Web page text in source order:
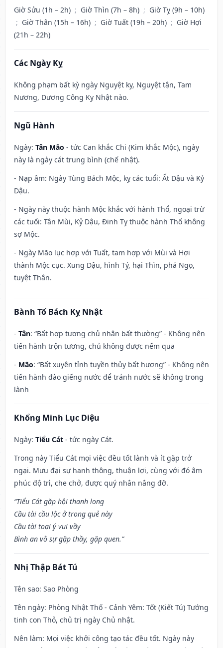
Giờ Sửu (1h – 2h) ; Giờ Thìn (7h – 8h) ; Giờ Tỵ (9h – 10h)
; Giờ Thân (15h – 16h) ; Giờ Tuất (19h – 20h) ; Giờ Hợi
(21h – 22h)
Các Ngày Kỵ
Không phạm bất kỳ ngày Nguyệt kỵ, Nguyệt tận, Tam
Nương, Dương Công Kỵ Nhật nào.
Ngũ Hành
Ngày: Tân Mão - tức Can khắc Chi (Kim khắc Mộc), ngày
này là ngày cát trung bình (chế nhật).
- Nạp âm: Ngày Tùng Bách Mộc, kỵ các tuổi: Ất Dậu và Kỷ
Dậu.
- Ngày này thuộc hành Mộc khắc với hành Thổ, ngoại trừ
các tuổi: Tân Mùi, Kỷ Dậu, Đinh Tỵ thuộc hành Thổ không
sợ Mộc.
- Ngày Mão lục hợp với Tuất, tam hợp với Mùi và Hợi
thành Mộc cục. Xung Dậu, hình Tý, hại Thìn, phá Ngọ,
tuyệt Thân.
Bành Tổ Bách Kỵ Nhật
- Tân: “Bất hợp tương chủ nhân bất thường” - Không nên
tiến hành trộn tương, chủ không được nếm qua
- Mão: “Bất xuyên tỉnh tuyền thủy bất hương” - Không nên
tiến hành đào giếng nước để tránh nước sẽ không trong
lành
Khổng Minh Lục Diệu
Ngày: Tiểu Cát - tức ngày Cát.
Trong này Tiểu Cát mọi việc đều tốt lành và ít gặp trở
ngại. Mưu đại sự hanh thông, thuận lợi, cùng với đó âm
phúc độ trì, che chở, được quý nhân nâng đỡ.
“Tiểu Cát gặp hội thanh long
Cầu tài cầu lộc ở trong quẻ này
Cầu tài toại ý vui vầy
Bình an vô sự gặp thầy, gặp quen.”
Nhị Thập Bát Tú
Tên sao: Sao Phòng
Tên ngày: Phòng Nhật Thố - Cảnh Yêm: Tốt (Kiết Tú) Tướng
tinh con Thỏ, chủ trị ngày Chủ nhật.
Nên làm: Mọi việc khởi công tạo tác đều tốt. Ngày này